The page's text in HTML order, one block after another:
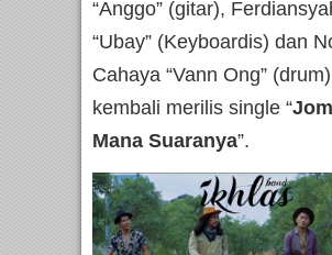
“Anggo” (gitar),
“Ubay” (Keyboardis) dan
Cahaya “Vann Ong”
kembali merilis single “
Mana Suaranya”.